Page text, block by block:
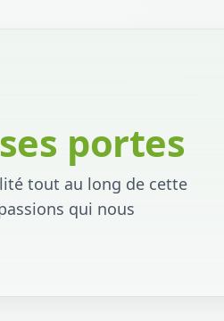
portes
tout au long de cette
qui nous